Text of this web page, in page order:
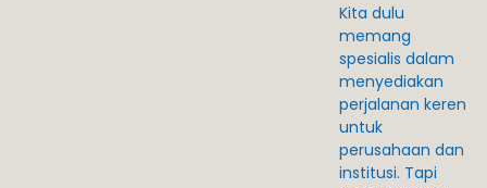
Kita dulu
memang
spesialis dalam
menyediakan
perjalanan keren
untuk
perusahaan dan
institusi. Tapi